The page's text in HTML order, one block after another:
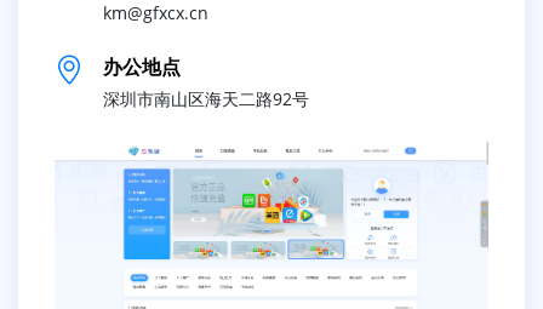
km@gfxcx.cn
办公地点
深圳市南山区海天二路92号